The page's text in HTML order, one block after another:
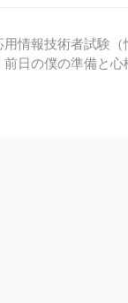
用情報技術者試験（
日の僕の準備と心